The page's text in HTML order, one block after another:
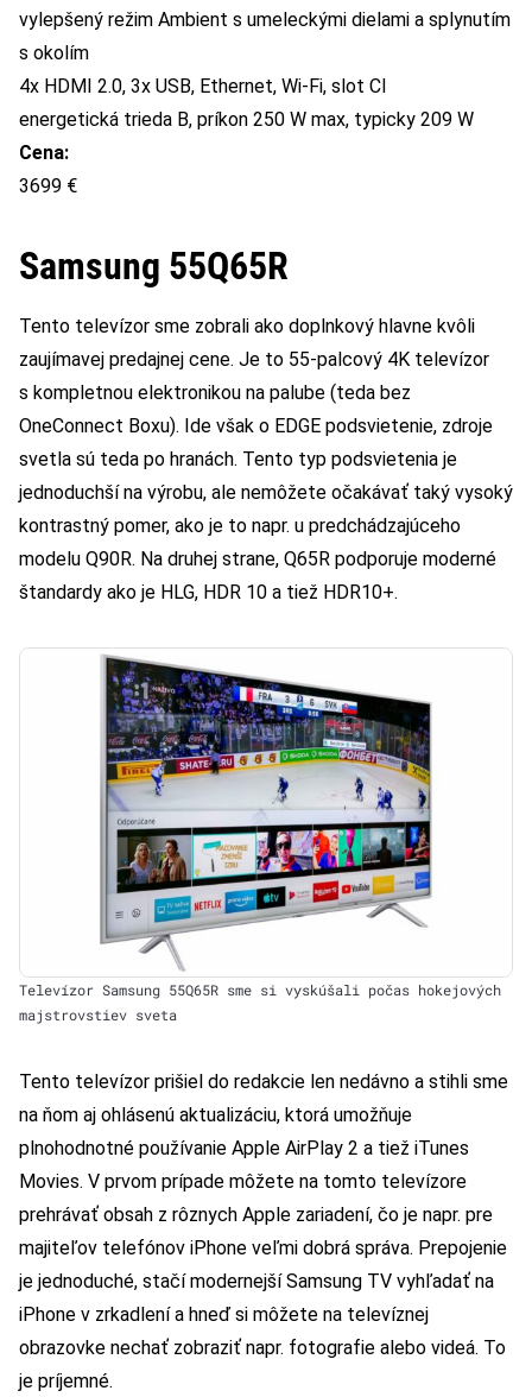
vylepšený režim Ambient s umeleckými dielami a splynutím
s okolím
4x HDMI 2.0, 3x USB, Ethernet, Wi-Fi, slot CI
energetická trieda B, príkon 250 W max, typicky 209 W
Cena:
3699 €
Samsung 55Q65R
Tento televízor sme zobrali ako doplnkový hlavne kvôli
zaujímavej predajnej cene. Je to 55-palcový 4K televízor
s kompletnou elektronikou na palube (teda bez
OneConnect Boxu). Ide však o EDGE podsvietenie, zdroje
svetla sú teda po hranách. Tento typ podsvietenia je
jednoduchší na výrobu, ale nemôžete očakávať taký vysoký
kontrastný pomer, ako je to napr. u predchádzajúceho
modelu Q90R. Na druhej strane, Q65R podporuje moderné
štandardy ako je HLG, HDR 10 a tiež HDR10+.
Televízor Samsung 55Q65R sme si vyskúšali počas hokejových
majstrovstiev sveta
Tento televízor prišiel do redakcie len nedávno a stihli sme
na ňom aj ohlásenú aktualizáciu, ktorá umožňuje
plnohodnotné používanie Apple AirPlay 2 a tiež iTunes
Movies. V prvom prípade môžete na tomto televízore
prehrávať obsah z rôznych Apple zariadení, čo je napr. pre
majiteľov telefónov iPhone veľmi dobrá správa. Prepojenie
je jednoduché, stačí modernejšíSamsung TV vyhľadať na
iPhone v zrkadlení a hneď si môžete na televíznej
obrazovke nechať zobraziť napr. fotografie alebo videá. To
je príjemné.